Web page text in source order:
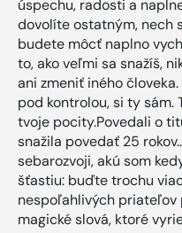
úspechu, radosti a
dovolíte ostatným, nech
budete môcť naplno
to, ako veľmi sa snažíš,
ani zmeniť iného
pod kontrolou, si ty sám.
tvoje pocity.Povedali o
snažila povedať 25
sebarozvoji, akú som
šťastiu: buďte trochu
nespoľahlivých priateľov
magické slová, ktoré